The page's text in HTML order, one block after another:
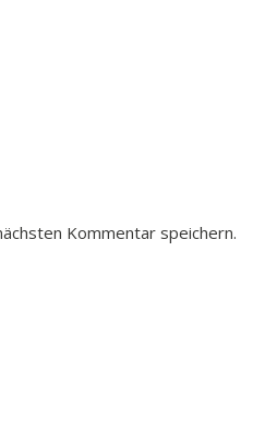
Kommentar speichern.